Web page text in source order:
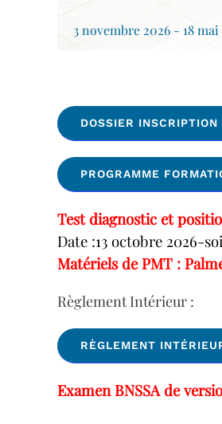
3 novembre 2026 - 18 mai
DOSSIER INSCRIPTION
PROGRAMME
Test diagnostic et
Date :13 octobre 2026-
Matériels de PMT :
Règlement Intérieur :
RÈGLEMENT
Examen BNSSA de